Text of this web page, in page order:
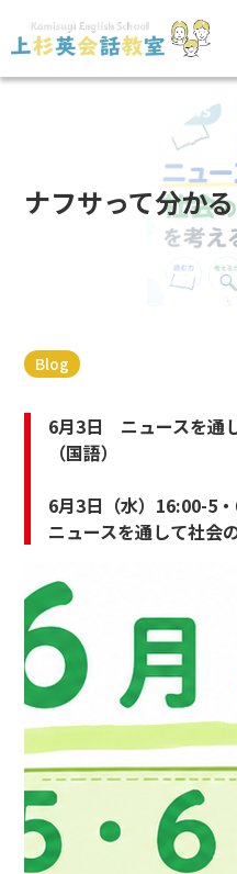
ナフサって分か
Blog
6月3日 ニュースを通
（国語）
6月3日（水）16:00-5
ニュースを通して社会